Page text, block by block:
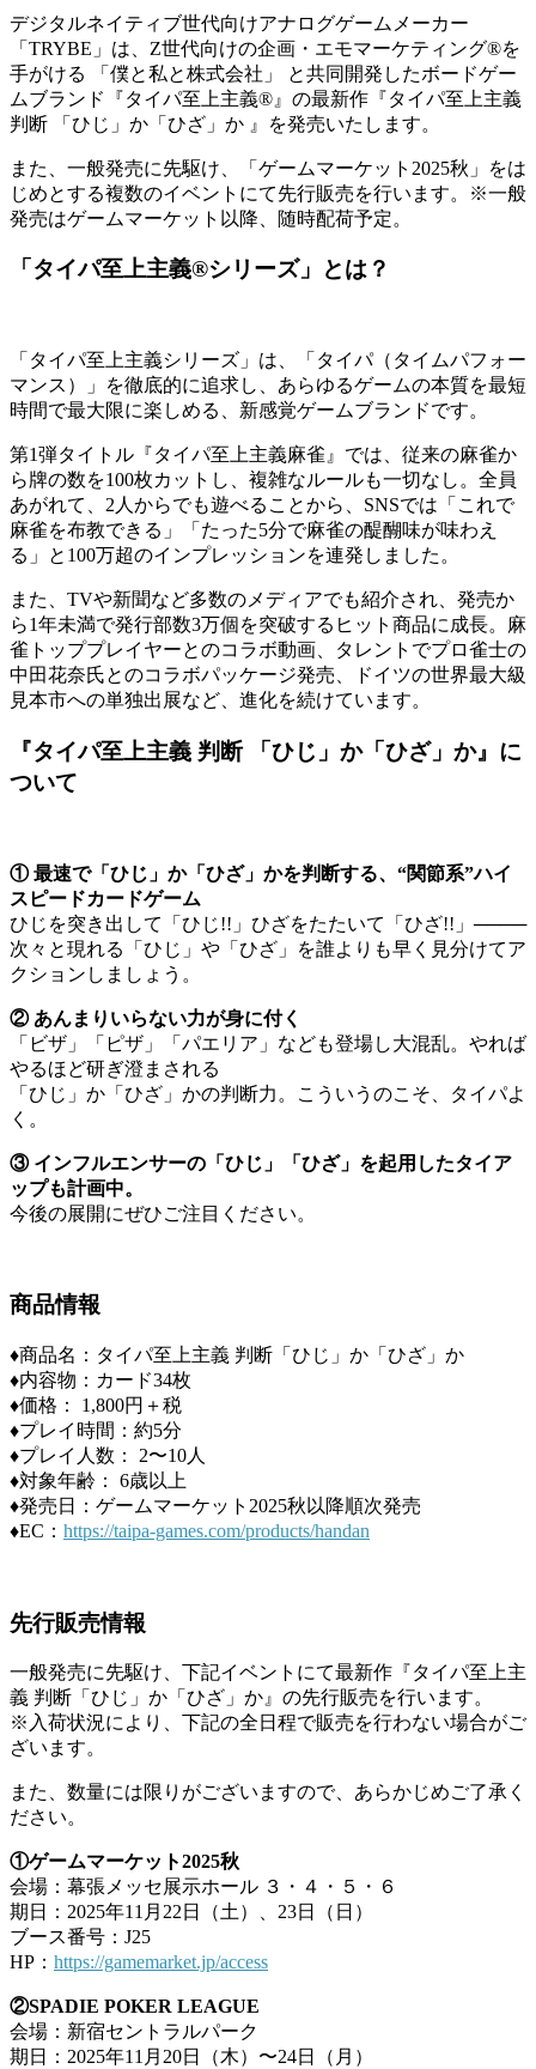
デジタルネイティブ世代向けアナログゲームメーカー
「TRYBE」は、Z世代向けの企画・エモマーケティング®を
手がける 「僕と私と株式会社」 と共同開発したボードゲー
ムブランド『タイパ至上主義®』の最新作『タイパ至上主義
判断 「ひじ」か「ひざ」か 』を発売いたします。
また、一般発売に先駆け、「ゲームマーケット2025秋」をは
じめとする複数のイベントにて先行販売を行います。※一般
発売はゲームマーケット以降、随時配荷予定。
「タイパ至上主義®︎シリーズ」とは？
「タイパ至上主義シリーズ」は、「タイパ（タイムパフォー
マンス）」を徹底的に追求し、あらゆるゲームの本質を最短
時間で最大限に楽しめる、新感覚ゲームブランドです。
第1弾タイトル『タイパ至上主義麻雀』では、従来の麻雀か
ら牌の数を100枚カットし、複雑なルールも一切なし。全員
あがれて、2人からでも遊べることから、SNSでは「これで
麻雀を布教できる」「たった5分で麻雀の醍醐味が味わえ
る」と100万超のインプレッションを連発しました。
また、TVや新聞など多数のメディアでも紹介され、発売か
ら1年未満で発行部数3万個を突破するヒット商品に成長。麻
雀トッププレイヤーとのコラボ動画、タレントでプロ雀士の
中田花奈氏とのコラボパッケージ発売、ドイツの世界最大級
見本市への単独出展など、進化を続けています。
『タイパ至上主義 判断 「ひじ」か「ひざ」か』に
ついて
① 最速で「ひじ」か「ひざ」かを判断する、“関節系”ハイ
スピードカードゲーム
ひじを突き出して「ひじ!!」ひざをたたいて「ひざ!!」────
次々と現れる「ひじ」や「ひざ」を誰よりも早く見分けてア
クションしましょう。
② あんまりいらない力が身に付く
「ビザ」「ピザ」「パエリア」なども登場し大混乱。やれば
やるほど研ぎ澄まされる
「ひじ」か「ひざ」かの判断力。こういうのこそ、タイパよ
く。
③ インフルエンサーの「ひじ」「ひざ」を起用したタイア
ップも計画中。
今後の展開にぜひご注目ください。
商品情報
♦︎商品名：タイパ至上主義 判断「ひじ」か「ひざ」か
♦︎内容物：カード34枚
♦︎価格： 1,800円＋税
♦︎プレイ時間：約5分
♦︎プレイ人数： 2〜10人
♦︎対象年齢： 6歳以上
♦︎発売日：ゲームマーケット2025秋以降順次発売
♦︎EC： https://taipa-games.com/products/handan
先行販売情報
一般発売に先駆け、下記イベントにて最新作『タイパ至上主
義 判断「ひじ」か「ひざ」か』の先行販売を行います。
※入荷状況により、下記の全日程で販売を行わない場合がご
ざいます。
また、数量には限りがございますので、あらかじめご了承く
ださい。
①ゲームマーケット2025秋
会場：幕張メッセ展示ホール ３・４・５・６
期日：2025年11月22日（土）、23日（日）
ブース番号：J25
HP： https://gamemarket.jp/access
②SPADIE POKER LEAGUE
会場：新宿セントラルパーク
期日：2025年11月20日（木）〜24日（月）